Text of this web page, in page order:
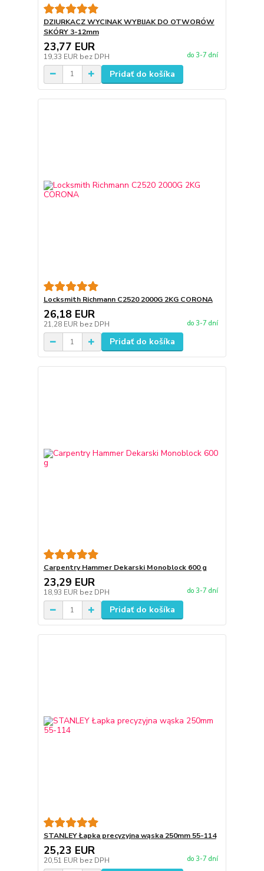
DZIURKACZ WYCINAK WYBIJAK DO OTWORÓW
SKÓRY 3-12mm
23,77 EUR
19,33 EUR bez DPH do 3-7 dní
Pridať do košíka
Locksmith Richmann C2520 2000G 2KG CORONA
26,18 EUR
21,28 EUR bez DPH do 3-7 dní
Pridať do košíka
Carpentry Hammer Dekarski Monoblock 600 g
23,29 EUR
18,93 EUR bez DPH do 3-7 dní
Pridať do košíka
STANLEY Łapka precyzyjna wąska 250mm 55-114
25,23 EUR
20,51 EUR bez DPH do 3-7 dní